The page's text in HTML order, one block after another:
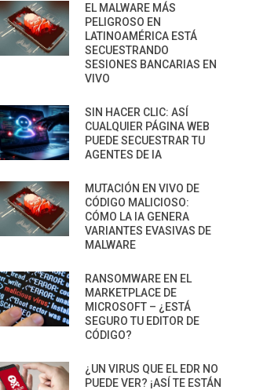
EL MALWARE MÁS
PELIGROSO EN
LATINOAMÉRICA ESTÁ
SECUESTRANDO
SESIONES BANCARIAS EN
VIVO
SIN HACER CLIC: ASÍ
CUALQUIER PÁGINA WEB
PUEDE SECUESTRAR TU
AGENTES DE IA
MUTACIÓN EN VIVO DE
CÓDIGO MALICIOSO:
CÓMO LA IA GENERA
VARIANTES EVASIVAS DE
MALWARE
RANSOMWARE EN EL
MARKETPLACE DE
MICROSOFT – ¿ESTÁ
SEGURO TU EDITOR DE
CÓDIGO?
¿UN VIRUS QUE EL EDR NO
PUEDE VER? ¡ASÍ TE ESTÁN